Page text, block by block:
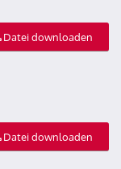
Datei downloaden
Datei downloaden